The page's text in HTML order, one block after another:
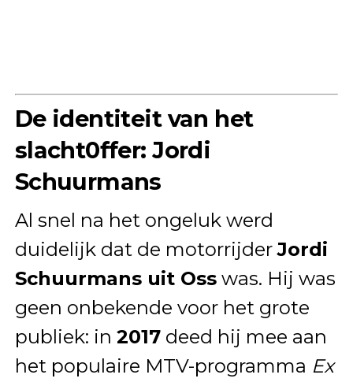
De identiteit van het
slacht0ffer: Jordi
Schuurmans
Al snel na het ongeluk werd
duidelijk dat de motorrijderJordi
Schuurmans uit Osswas. Hij was
geen onbekende voor het grote
publiek: in 2017deed hij mee aan
het populaire MTV-programma Ex